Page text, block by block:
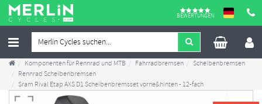
BEWERTUNGEN
Komponenten für Rennrad und MTB Fahrradbremsen
Scheibenbremsen
Rennrad Scheibenbremsen
Sram Rival Etap AXS D1 Scheibenbremsset vorne&hinten - 12-fach